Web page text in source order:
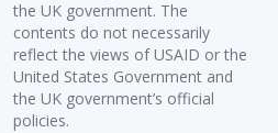
the UK government. The
contents do not necessarily
reflect the views of USAID or the
United States Government and
the UK government’s official
policies.